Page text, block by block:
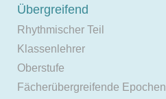
Übergreifend
Rhythmischer Teil
Klassenlehrer
Oberstufe
Fächerübergreifende Epochen